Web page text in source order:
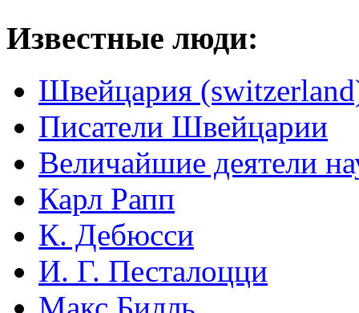
Известные люди:
Швейцария
Писатели Швейцарии
Величайшие деятели
Карл Рапп
К. Дебюсси
И. Г. Песталоцци